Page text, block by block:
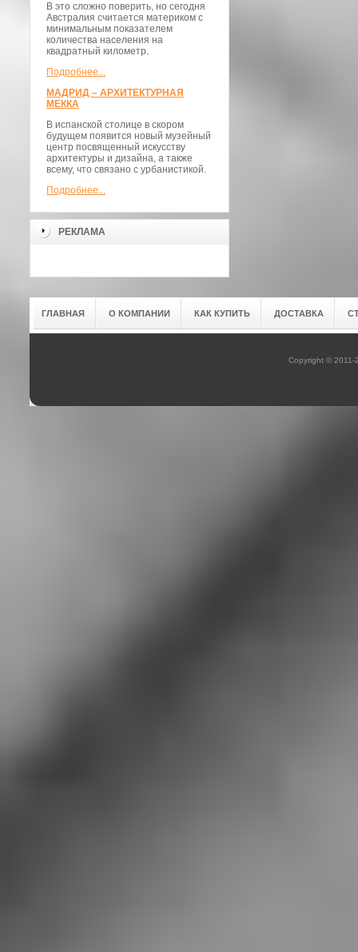
В это сложно поверить, но сегодня
Австралия считается материком с
минимальным показателем
количества населения на
квадратный километр.
Подробнее...
МАДРИД – АРХИТЕКТУРНАЯ
МЕККА
В испанской столице в скором
будущем появится новый музейный
центр посвященный искусству
архитектуры и дизайна, а также
всему, что связано с урбанистикой.
Подробнее...
РЕКЛАМА
ГЛАВНАЯ О КОМПАНИИ КАК КУПИТЬ ДОСТАВКА
Copyright © 2011-